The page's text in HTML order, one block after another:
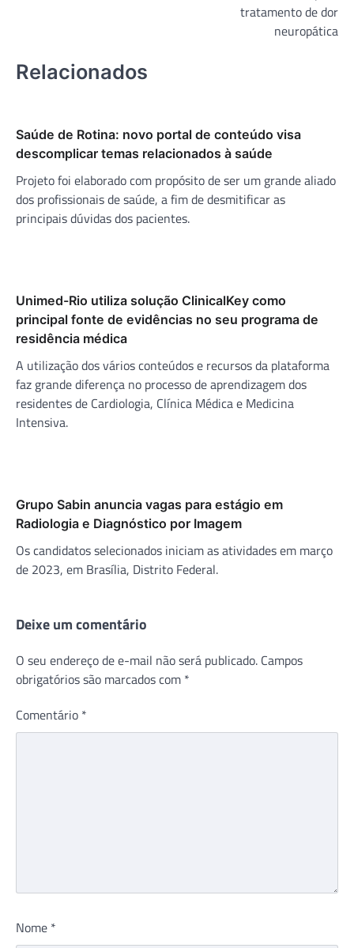
tratamento de dor
neuropática
Relacionados
Saúde de Rotina: novo portal de conteúdo visa
descomplicar temas relacionados à saúde
Projeto foi elaborado com propósito de ser um grande aliado
dos profissionais de saúde, a fim de desmitificar as
principais dúvidas dos pacientes.
Unimed-Rio utiliza solução ClinicalKey como
principal fonte de evidências no seu programa de
residência médica
A utilização dos vários conteúdos e recursos da plataforma
faz grande diferença no processo de aprendizagem dos
residentes de Cardiologia, Clínica Médica e Medicina
Intensiva.
Grupo Sabin anuncia vagas para estágio em
Radiologia e Diagnóstico por Imagem
Os candidatos selecionados iniciam as atividades em março
de 2023, em Brasília, Distrito Federal.
Deixe um comentário
O seu endereço de e-mail não será publicado. Campos
obrigatórios são marcados com *
Comentário *
Nome *